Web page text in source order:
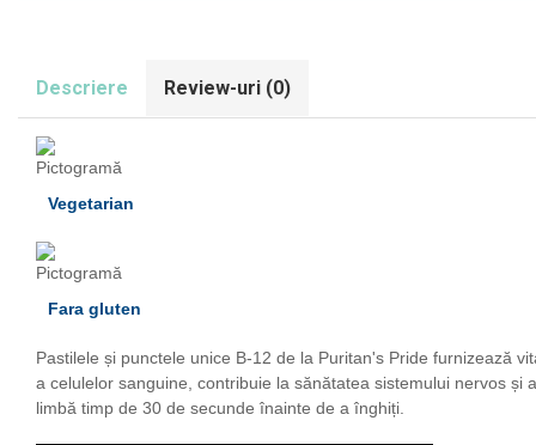
Osavi
PeScience
Power System
Pro Tan
Puritan`s Pride
REDCON1
Revoflex
Descriere Review-uri (0)
Vegetarian
Fara gluten
Pastilele și punctele unice B-12 de la Puritan's Pride furnizează
a celulelor sanguine, contribuie la sănătatea sistemului nervos și
limbă timp de 30 de secunde înainte de a înghiți.